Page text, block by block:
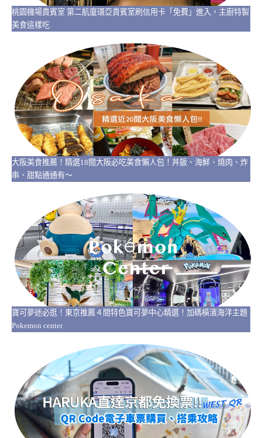
桃園機場貴賓室 第二航廈環亞貴賓室刷信用卡「免費」進入，主廚特製
美食這樣吃
大阪美食推薦！精選18間大阪必吃美食懶人包！丼飯、海鮮、燒肉、炸
串、甜點通通有～
寶可夢迷必逛！東京推薦４間特色寶可夢中心精選！加碼橫濱海洋主題
Pokemon center